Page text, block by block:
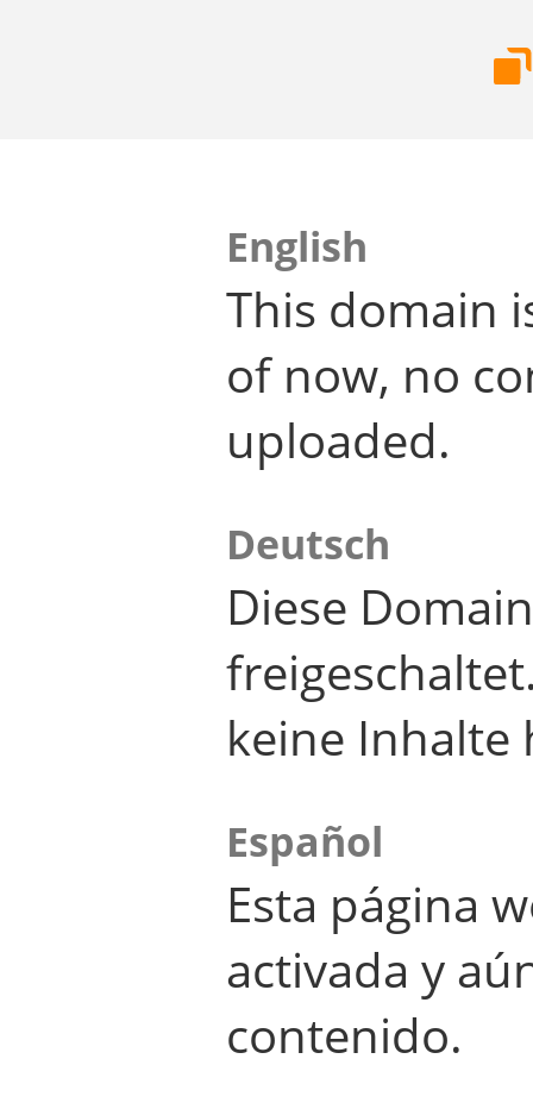
English
This domain
of now, no
uploaded.
Deutsch
Diese
keine Inhalte
Español
Esta página
activada y
contenido.